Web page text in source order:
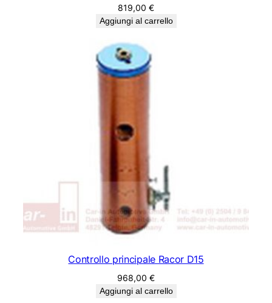
819,00 €
Aggiungi al carrello
Controllo principale Racor D15
968,00 €
Aggiungi al carrello